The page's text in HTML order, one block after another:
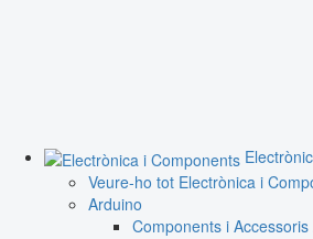
Veure-ho tot Electrònica i
Arduino
Components i Accessoris